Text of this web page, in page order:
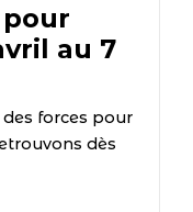
au 7
forces pour
dès